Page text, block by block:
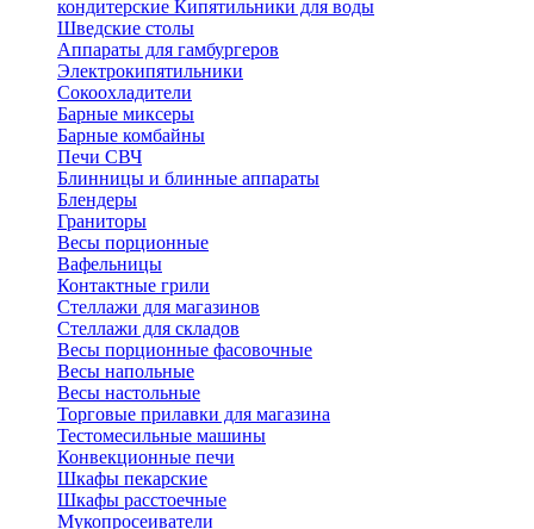
кондитерские Кипятильники для воды
Шведские столы
Аппараты для гамбургеров
Электрокипятильники
Сокоохладители
Барные миксеры
Барные комбайны
Печи СВЧ
Блинницы и блинные аппараты
Блендеры
Граниторы
Весы порционные
Вафельницы
Контактные грили
Стеллажи для магазинов
Стеллажи для складов
Весы порционные фасовочные
Весы напольные
Весы настольные
Торговые прилавки для магазина
Тестомесильные машины
Конвекционные печи
Шкафы пекарские
Шкафы расстоечные
Мукопросеиватели